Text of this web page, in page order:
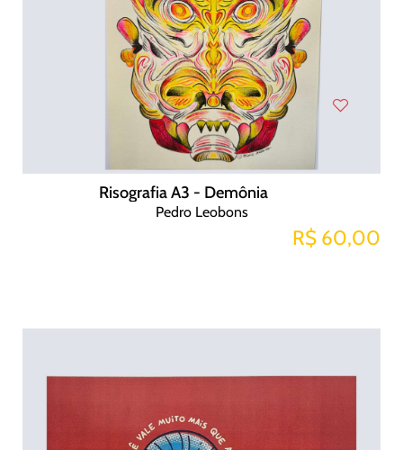
Risografia A3 - Demônia
Pedro Leobons
R$ 60,00